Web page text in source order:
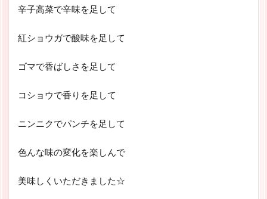
辛子高菜で辛味を足して
紅ショウガで酸味を足して
ゴマで香ばしさを足して
コショウで香りを足して
ニンニクでパンチを足して
色んな味の変化を楽しんで
美味しくいただきました☆